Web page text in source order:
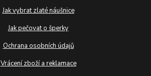
Jak vybrat zlaté náušnice
Jak pečovat o šperky
Ochrana osobních údajů
Vrácení zboží a reklamace